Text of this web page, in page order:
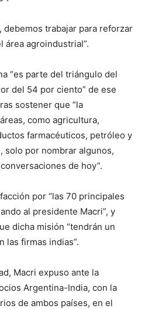
debemos trabajar para reforzar
área agroindustrial”.
“es parte del triángulo del
del 54 por ciento” de ese
sostener que “la
como agricultura,
farmacéuticos, petróleo y
solo por nombrar algunos,
de hoy”.
por “las 70 principales
al presidente Macri”, y
dicha misión “tendrán un
las firmas indias”.
Macri expuso ante la
Argentina-India, con la
de ambos países, en el